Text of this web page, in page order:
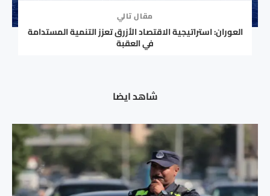
مقال تالي
العوران: استراتيجية الاقتصاد الأزرق تعزز التنمية المستدامة
في العقبة
شاهد ايضا